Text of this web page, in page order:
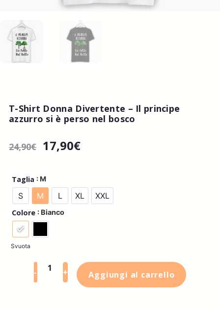
T-Shirt Donna Divertente – Il principe
azzurro si è perso nel bosco
24,90€ 17,90€
Taglia : M
S M L XL XXL
Colore : Bianco
Svuota
- + Aggiungi al carrello